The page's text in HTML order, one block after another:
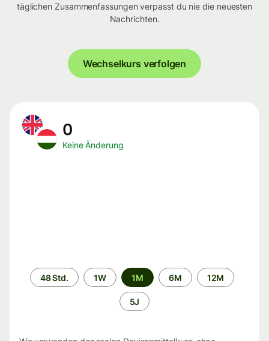
täglichen Zusammenfassungen verpasst du nie die neuesten
Nachrichten.
Wechselkurs verfolgen
0
Keine Änderung
Zeitraum
48 Std. 1W 1M 6M 12M
5J